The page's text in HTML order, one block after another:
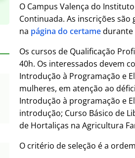
O Campus Valença do
Continuada. As inscrições
na página do certamedurante
Os cursos de Qualificação
40h. Os interessados devem
Introdução à Programação e
mulheres, em atenção ao
Introdução à programação e
introdução; Curso Básico de
de Hortaliças na Agricultura
O critério de seleção é a